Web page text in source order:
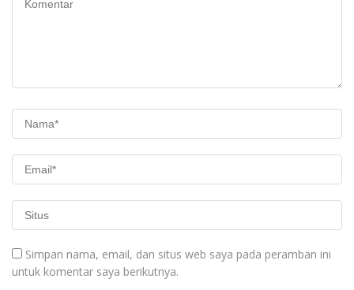
Simpan nama, email, dan situs web saya pada peramban ini
untuk komentar saya berikutnya.